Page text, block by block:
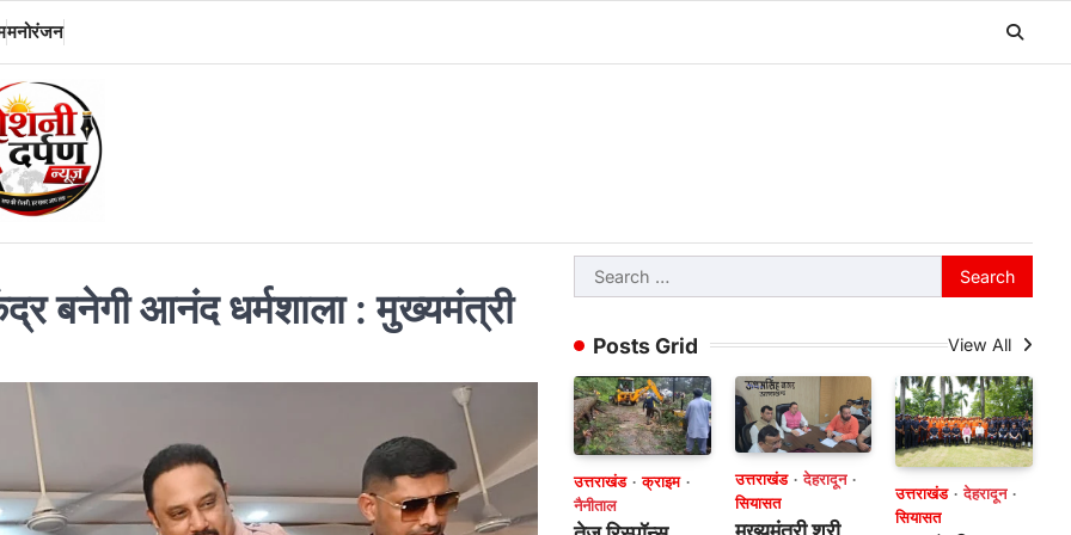
मनोरंजन
बनेगी आनंद धर्मशाला : मुख्यमंत्री
Search
for:
Posts Grid View All
उत्तराखंड
क्राइम
नैनीताल
उत्तराखंड
देहरादून
सियासत
उत्तराखंड
देहरादून
सियासत